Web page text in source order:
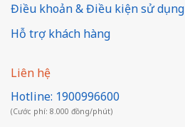
Điều khoản & Điều kiện sử dụng
Hỗ trợ khách hàng
Liên hệ
Hotline: 1900996600
(Cước phí: 8.000 đồng/phút)